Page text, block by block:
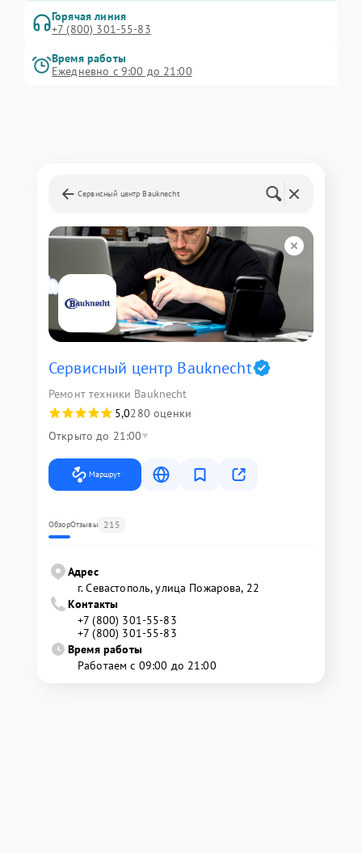
Горячая линия
+7 (800) 301-55-83
Время работы
Ежедневно с 9:00 до 21:00
Сервисный центр Bauknecht
Сервисный центр Bauknecht
Ремонт техники Bauknecht
5,0280 оценки
Открыто до 21:00
Маршрут
ОбзорОтзывы 215
Адрес
г. Севастополь, улица Пожарова, 22
Контакты
+7 (800) 301-55-83
+7 (800) 301-55-83
Время работы
Работаем с 09:00 до 21:00